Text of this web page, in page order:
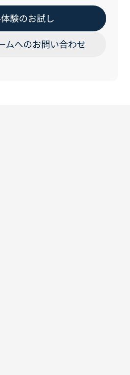
験のお試し
ムへのお問い合わせ